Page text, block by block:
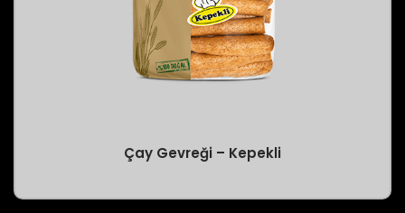
Çay Gevreği – Kepekli